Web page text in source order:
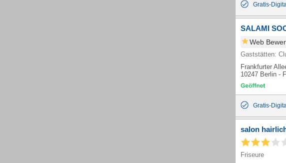
Gratis-
SALAMI
Web
Gaststätten:
Frankfurter
10247 Berlin -
Gratis-
salon
Friseure